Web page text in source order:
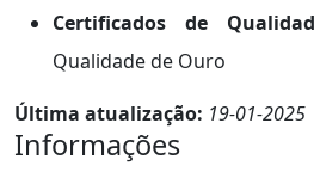
Certificados de
Qualidade de Ouro
Última atualização: 19-01-2025
Informações